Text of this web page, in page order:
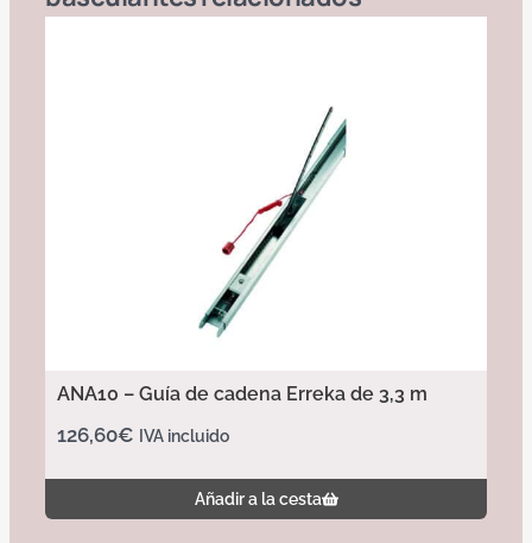
ANA10 – Guía de cadena Erreka de 3,3 m
126,60€ IVA incluido
Añadir a la cesta